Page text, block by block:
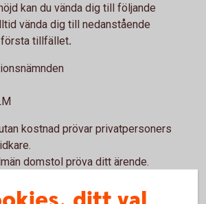
kan du vända dig till följande
vända dig till nedanstående
första tillfället.
kostnad prövar privatpersoners
domstol pröva ditt ärende.
för att få råd